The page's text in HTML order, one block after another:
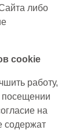
либо
cookie
работу,
посещении
на
содержат